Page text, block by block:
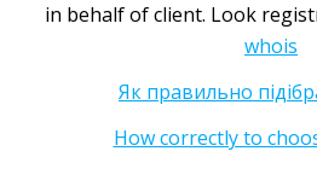
in behalf of client. Look
whois
Як правильно
How correctly to